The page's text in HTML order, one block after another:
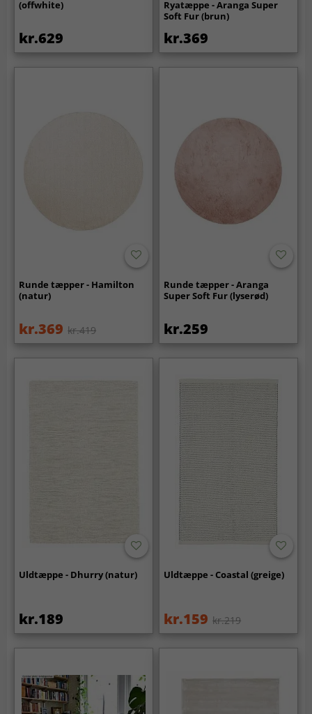
(offwhite)
kr.629
Ryatæppe - Aranga Super
Soft Fur (brun)
kr.369
Runde tæpper - Hamilton
(natur)
kr.369 kr.419
Runde tæpper - Aranga
Super Soft Fur (lyserød)
kr.259
Uldtæppe - Dhurry (natur)
kr.189
Uldtæppe - Coastal (greige)
kr.159 kr.219